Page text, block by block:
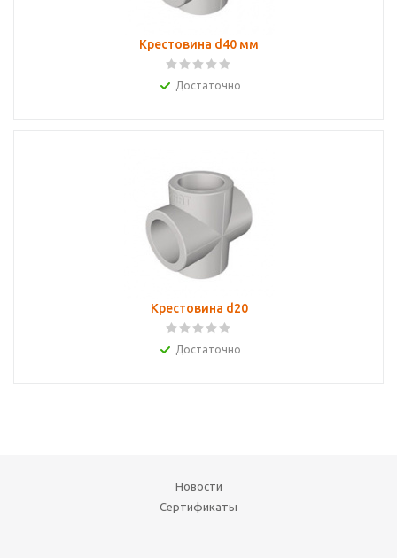
Крестовина d40 мм
Достаточно
Крестовина d20
Достаточно
Новости
Сертификаты